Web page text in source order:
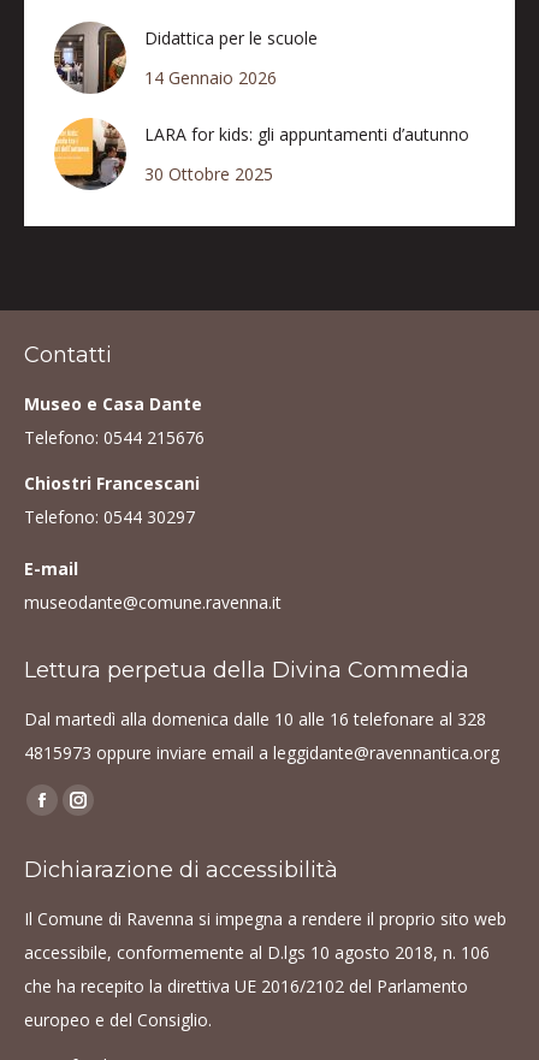
Didattica per le scuole
14 Gennaio 2026
LARA for kids: gli appuntamenti d’autunno
30 Ottobre 2025
Contatti
Museo e Casa Dante
Telefono: 0544 215676
Chiostri Francescani
Telefono: 0544 30297
E-mail
museodante@comune.ravenna.it
Lettura perpetua della Divina Commedia
Dal martedì alla domenica dalle 10 alle 16 telefonare al 328
4815973 oppure inviare email a leggidante@ravennantica.org
Find us on:
Facebook
opens
Instagram
opens
Dichiarazione di accessibilità
Il Comune di Ravenna si impegna a rendere il proprio sito web
accessibile, conformemente al D.lgs 10 agosto 2018, n. 106
che ha recepito la direttiva UE 2016/2102 del Parlamento
europeo e del Consiglio.